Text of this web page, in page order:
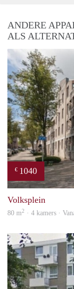
ANDERE
ALS
€ 1040
Volksplein
80 m2 · 4 kamers ·